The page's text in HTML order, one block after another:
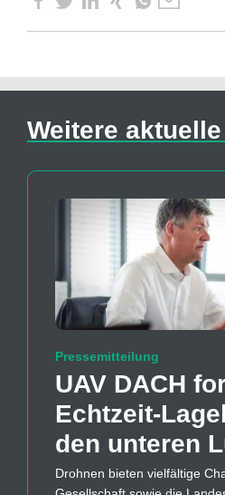
Weitere
Pressemitteilung
UAV DACH
Echtzeit-
den unteren
Drohnen bieten vielfältige